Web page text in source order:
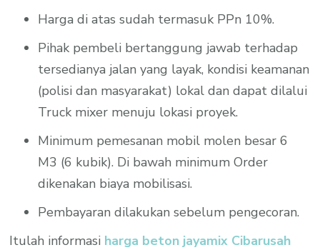
Harga di atas sudah termasuk PPn 10%.
Pihak pembeli bertanggung jawab terhadap
tersedianya jalan yang layak, kondisi keamanan
(polisi dan masyarakat) lokal dan dapat dilalui
Truck mixer menuju lokasi proyek.
Minimum pemesanan mobil molen besar 6
M3 (6 kubik). Di bawah minimum Order
dikenakan biaya mobilisasi.
Pembayaran dilakukan sebelum pengecoran.
Itulah informasi harga beton jayamix Cibarusah